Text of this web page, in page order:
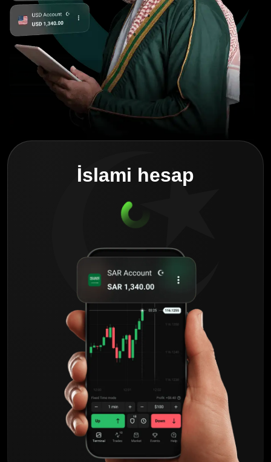
İslami hesap